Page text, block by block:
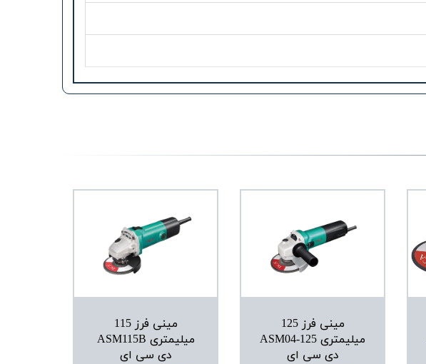
مینی فرز 125
میلیمتری ASM04-125
دی سی ای
مینی فرز 115
میلیمتری ASM115B
دی سی ای